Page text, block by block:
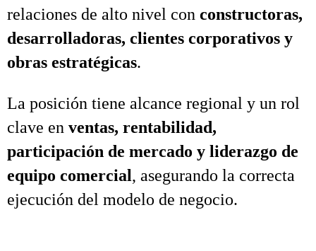
relaciones de alto nivel con constructoras,
desarrolladoras, clientes corporativos y
obras estratégicas.
La posición tiene alcance regional y un rol
clave en ventas, rentabilidad,
participación de mercado y liderazgo de
equipo comercial, asegurando la correcta
ejecución del modelo de negocio.